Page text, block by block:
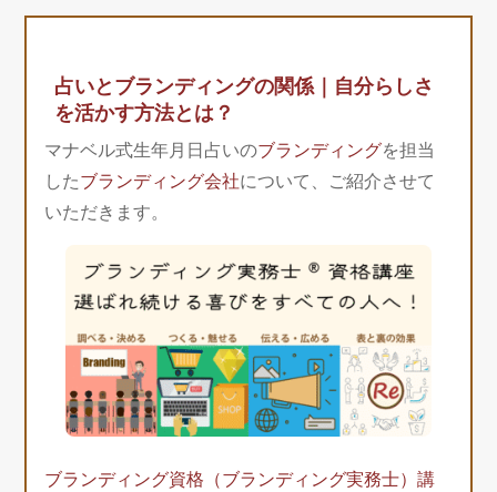
占いとブランディングの関係｜自分らしさ
を活かす方法とは？
マナベル式生年月日占いのブランディングを担当
したブランディング会社について、ご紹介させて
いただきます。
ブランディング資格（ブランディング実務士）講